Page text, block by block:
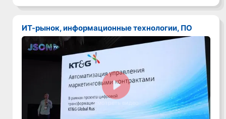
ИТ-рынок, информационные технологии, ПО
Смотреть видео